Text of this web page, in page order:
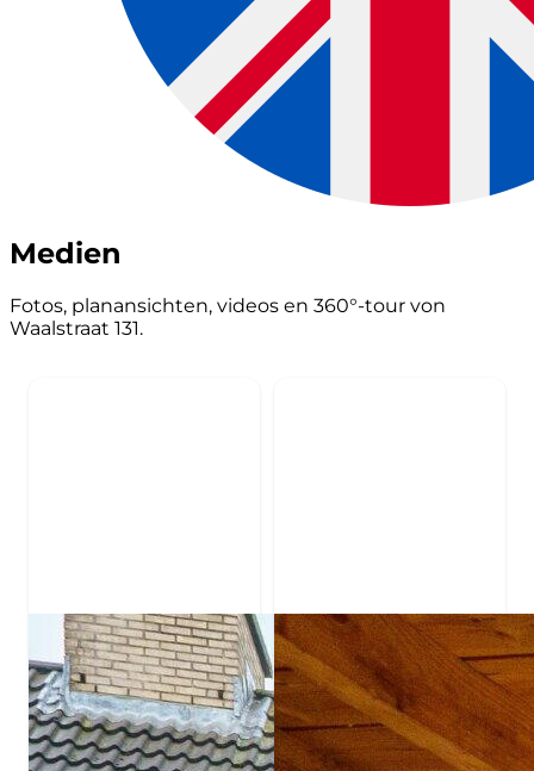
Medien
Fotos, planansichten, videos en 360°-tour von
Waalstraat 131.